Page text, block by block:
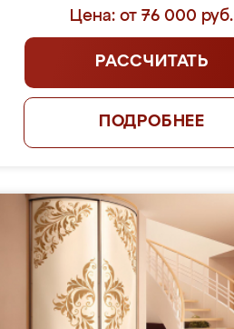
Цена: от 76 000 руб.
РАССЧИТАТЬ
ПОДРОБНЕЕ